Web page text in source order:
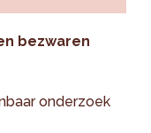
bezwaren
onderzoek